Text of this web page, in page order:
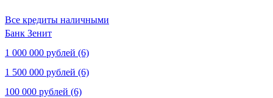
Все кредиты наличными
Банк Зенит
1 000 000 рублей (6)
1 500 000 рублей (6)
100 000 рублей (6)